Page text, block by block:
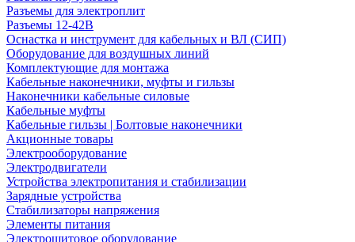
Разъемы для электроплит
Разъемы 12-42В
Оснастка и инструмент для кабельных и ВЛ (СИП)
Оборудование для воздушных линий
Комплектующие для монтажа
Кабельные наконечники, муфты и гильзы
Наконечники кабельные силовые
Кабельные муфты
Кабельные гильзы | Болтовые наконечники
Акционные товары
Электрооборудование
Электродвигатели
Устройства электропитания и стабилизации
Зарядные устройства
Стабилизаторы напряжения
Элементы питания
Электрощитовое оборудование